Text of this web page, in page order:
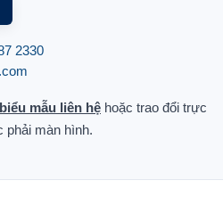
2330
biểu mẫu liên hệ hoặc trao đổi trực
phải màn hình.